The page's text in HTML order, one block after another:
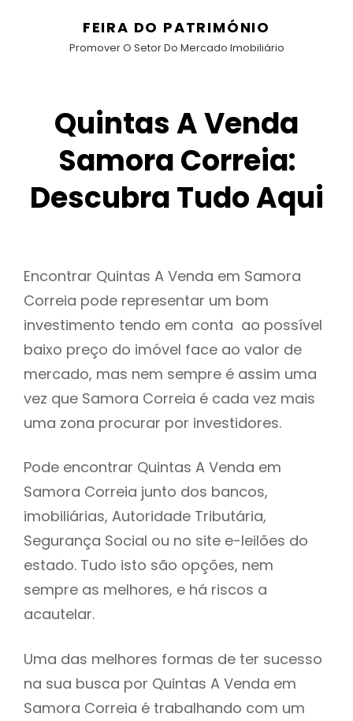
FEIRA DO PATRIMÓNIO
Promover O Setor Do Mercado Imobiliário
Quintas A Venda
Samora Correia:
Descubra Tudo Aqui
Encontrar Quintas A Venda em Samora
Correia pode representar um bom
investimento tendo em conta ao possível
baixo preço do imóvel face ao valor de
mercado, mas nem sempre é assim uma
vez que Samora Correia é cada vez mais
uma zona procurar por investidores.
Pode encontrar Quintas A Venda em
Samora Correia junto dos bancos,
imobiliárias, Autoridade Tributária,
Segurança Social ou no site e-leilões do
estado. Tudo isto são opções, nem
sempre as melhores, e há riscos a
acautelar.
Uma das melhores formas de ter sucesso
na sua busca por Quintas A Venda em
Samora Correia é trabalhando com um